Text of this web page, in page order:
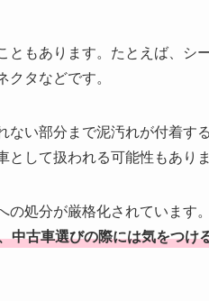
もあります。たとえば、シ
タなどです。
い部分まで泥汚れが付着す
して扱われる可能性もありま
の処分が厳格化されています
中古車選びの際には気をつけ